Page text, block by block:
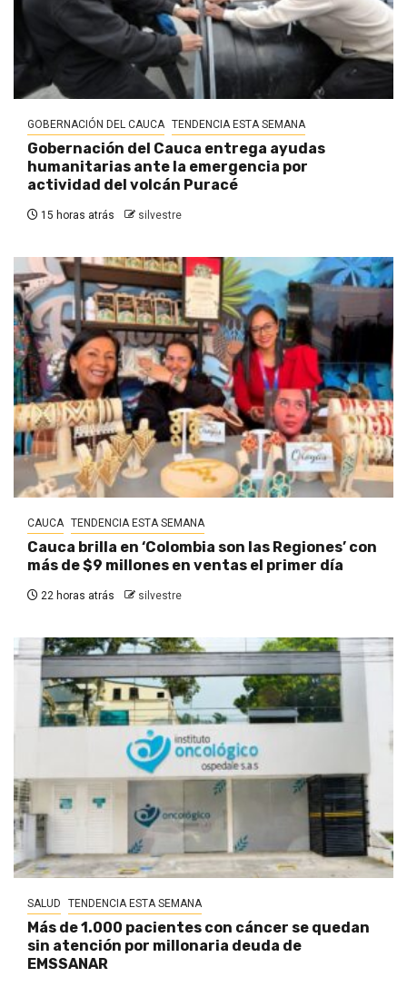
GOBERNACIÓN DEL CAUCA TENDENCIA ESTA SEMANA
Gobernación del Cauca entrega ayudas
humanitarias ante la emergencia por
actividad del volcán Puracé
15 horas atrás silvestre
CAUCA TENDENCIA ESTA SEMANA
Cauca brilla en ‘Colombia son las Regiones’ con
más de $9 millones en ventas el primer día
22 horas atrás silvestre
SALUD TENDENCIA ESTA SEMANA
Más de 1.000 pacientes con cáncer se quedan
sin atención por millonaria deuda de
EMSSANAR